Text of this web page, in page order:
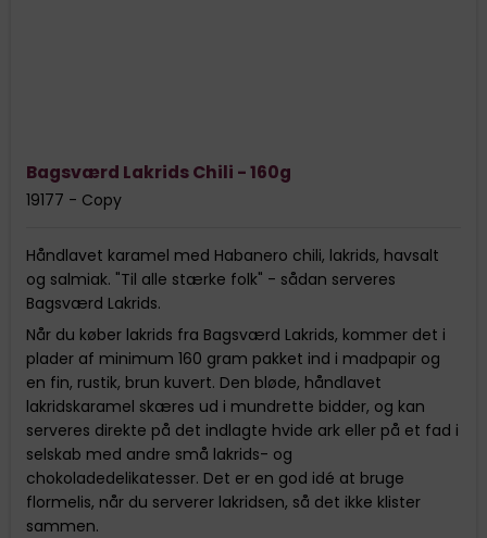
Bagsværd Lakrids Chili - 160g
19177 - Copy
Håndlavet karamel med Habanero chili, lakrids, havsalt
og salmiak. "Til alle stærke folk" - sådan serveres
Bagsværd Lakrids.
Når du køber lakrids fra Bagsværd Lakrids, kommer det i
plader af minimum 160 gram pakket ind i madpapir og
en fin, rustik, brun kuvert. Den bløde, håndlavet
lakridskaramel skæres ud i mundrette bidder, og kan
serveres direkte på det indlagte hvide ark eller på et fad i
selskab med andre små lakrids- og
chokoladedelikatesser. Det er en god idé at bruge
flormelis, når du serverer lakridsen, så det ikke klister
sammen.